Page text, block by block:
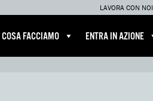
LAVORA CON NOI
COSA FACCIAMO ENTRA IN AZIONE